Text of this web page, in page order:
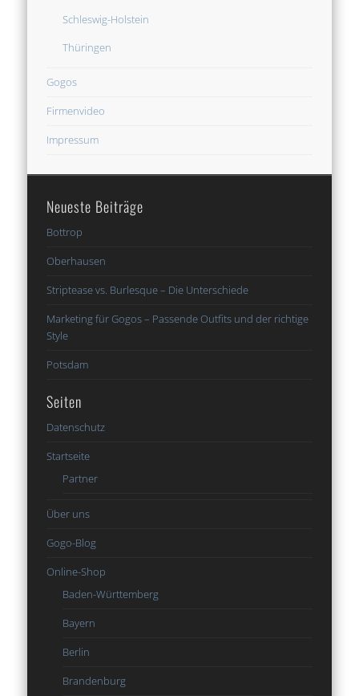
Schleswig-Holstein
Thüringen
Gogos
Firmenvideo
Impressum
Neueste Beiträge
Bottrop
Oberhausen
Striptease vs. Burlesque – Die Unterschiede
Marketing für Gogos – Passende Outfits und der richtige
Style
Potsdam
Seiten
Datenschutz
Startseite
Partner
Über uns
Gogo-Blog
Online-Shop
Baden-Württemberg
Bayern
Berlin
Brandenburg